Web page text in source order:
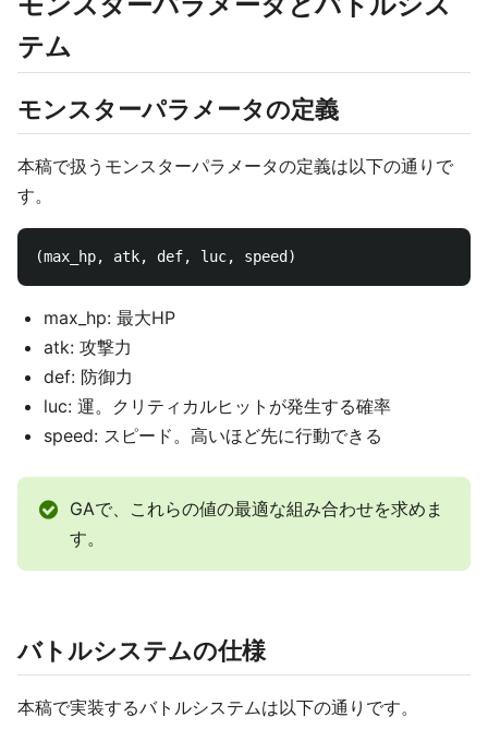
テム
モンスターパラメータの定義
本稿で扱うモンスターパラメータの定義は以下の通りで
す。
max_hp: 最大HP
atk: 攻撃力
def: 防御力
luc: 運。クリティカルヒットが発生する確率
speed: スピード。高いほど先に行動できる
GAで、これらの値の最適な組み合わせを求めま
す。
バトルシステムの仕様
本稿で実装するバトルシステムは以下の通りです。